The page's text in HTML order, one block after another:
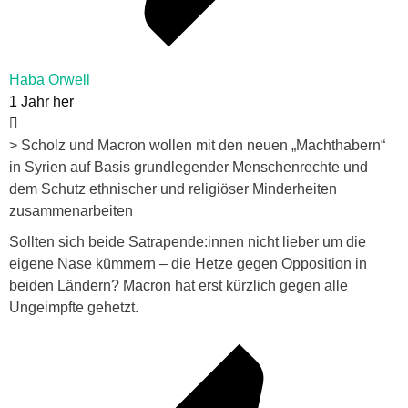
Haba Orwell
1 Jahr her
> Scholz und Macron wollen mit den neuen „Machthabern“
in Syrien auf Basis grundlegender Menschenrechte und
dem Schutz ethnischer und religiöser Minderheiten
zusammenarbeiten
Sollten sich beide Satrapende:innen nicht lieber um die
eigene Nase kümmern – die Hetze gegen Opposition in
beiden Ländern? Macron hat erst kürzlich gegen alle
Ungeimpfte gehetzt.